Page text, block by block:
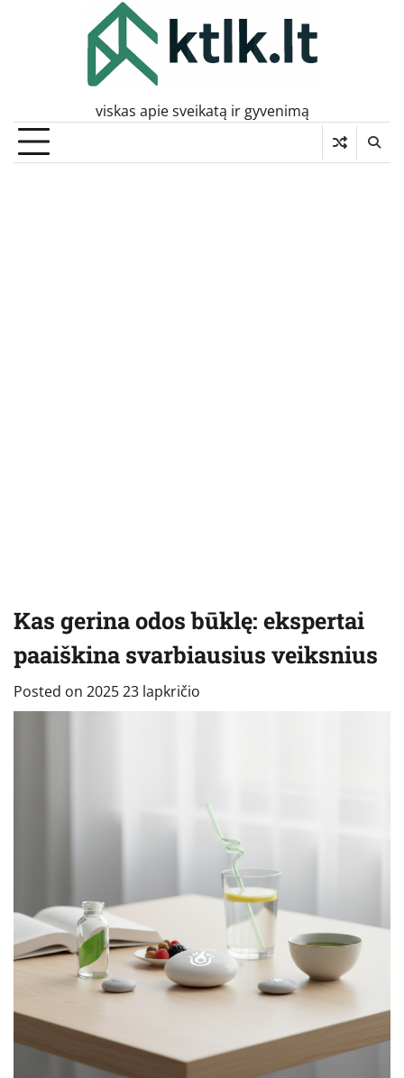
viskas apie sveikatą ir gyvenimą
Kas gerina odos būklę: ekspertai
paaiškina svarbiausius veiksnius
Posted on 2025 23 lapkričio